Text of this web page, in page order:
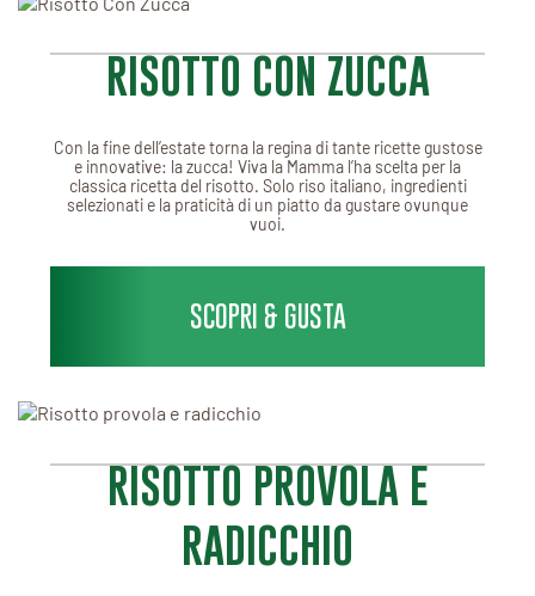
RISOTTO CON ZUCCA
Con la fine dell’estate torna la regina di tante ricette gustose
e innovative: la zucca! Viva la Mamma l’ha scelta per la
classica ricetta del risotto. Solo riso italiano, ingredienti
selezionati e la praticità di un piatto da gustare ovunque
vuoi.
SCOPRI & GUSTA
RISOTTO PROVOLA E
RADICCHIO